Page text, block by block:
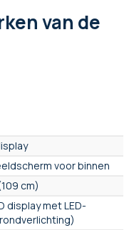
van de
voor binnen
cm)
display met LED-